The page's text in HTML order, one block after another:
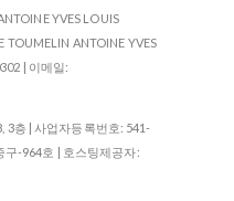
YVES LOUIS
TOUMELIN ANTOINE YVES
| 이메일:
3층 | 사업자등록번호: 541-
구-964호 | 호스팅제공자: